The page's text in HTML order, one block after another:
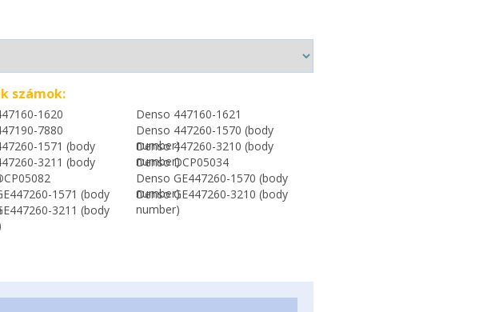
számok:
1620
Denso 447160-1621
7880
Denso 447260-1570 (body
number)
1571 (body
Denso 447260-3210 (body
number)
3211 (body
Denso DCP05034
Denso GE447260-1570 (body
number)
1571 (body
Denso GE447260-3210 (body
number)
3211 (body